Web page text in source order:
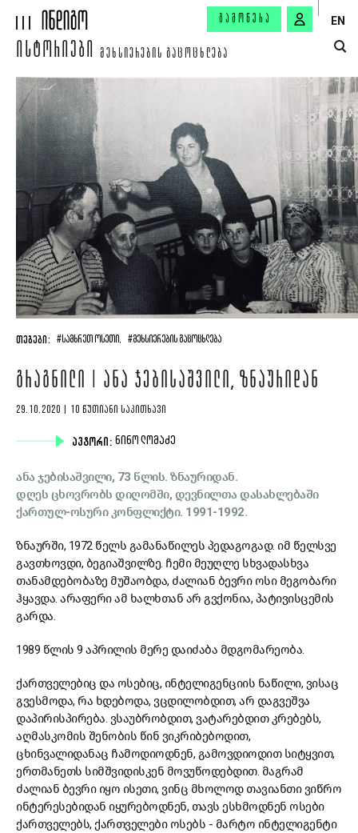
ᲒᲐᲛᲝᲬᲔᲠᲐ EN
ᲘᲡᲢᲝᲠᲘᲔᲑᲘ ᲛᲔᲮᲡᲘᲔᲠᲔᲑᲘᲡ ᲒᲐᲪᲝᲪᲮᲚᲔᲑᲐ
ᲗᲔᲒᲔᲑᲘ: #ᲡᲐᲛᲮᲠᲔᲗ ᲝᲡᲔᲗᲘ, #ᲛᲔᲮᲡᲘᲔᲠᲔᲑᲘᲡ ᲒᲐᲪᲝᲪᲮᲚᲔᲑᲐ
ᲒᲠᲐᲒᲜᲘᲚᲘ | ᲐᲜᲐ ᲯᲔᲑᲘᲡᲐᲨᲕᲘᲚᲘ, ᲖᲜᲐᲣᲠᲘᲓᲐᲜ
29.10.2020 | 10 ᲬᲣᲗᲘᲐᲜᲘ ᲡᲐᲙᲘᲗᲮᲐᲕᲘ
ᲐᲕᲢᲝᲠᲘ: ᲜᲘᲜᲝ ᲚᲝᲛᲐᲫᲔ
ანა ჯებისაშვილი, 73 წლის. ზნაურიდან.
დღეს ცხოვრობს დიღომში, დევნილთა დასახლებაში
ქართულ-ოსური კონფლიქტი. 1991-1992.
ზნაურში, 1972 წელს გამანაწილეს პედაგოგად. იმ წელსვე
გავთხოვდი, ბეგიაშვილზე. ჩემი მეუღლე სხვადასხვა
თანამდებობაზე მუშაობდა, ძალიან ბევრი ოსი მეგობარი
ჰყავდა. არაფერი ამ ხალხთან არ გვქონია, პატივისცემის
გარდა.
1989 წლის 9 აპრილის მერე დაიძაბა მდგომარეობა.
ქართველებიც და ოსებიც, ინტელიგენციის ნაწილი, ვისაც
გვესმოდა, რა ხდებოდა, ვცდილობდით, არ დაგვეშვა
დაპირისპირება. ვსაუბრობდით, ვატარებდით კრებებს,
აღმასკომის შენობის წინ ვიკრიბებოდით,
ცხინვალიდანაც ჩამოდიოდნენ, გამოვდიოდით სიტყვით,
ერთმანეთს სიმშვიდისკენ მოვუწოდებდით. მაგრამ
ძალიან ბევრი იყო ისეთი, ვინც მხოლოდ თავიანთი ვიწრო
ინტერესებიდან იყურებოდნენ, თავს ესხმოდნენ ოსები
ქართველებს, ქართველები ოსებს - მარტო ინტელიგენტი